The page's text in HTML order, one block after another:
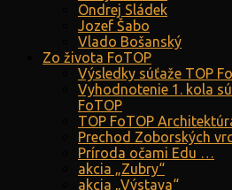
Ondrej Sládek
Jozef Šabo
Vlado Bošanský
Zo života FoTOP
Výsledky súťaže TOP
Vyhodnotenie 1. kola
FoTOP
TOP FoTOP
Prechod Zoborských
Príroda očami Edu …
akcia „Zubry“
akcia „Výstava“